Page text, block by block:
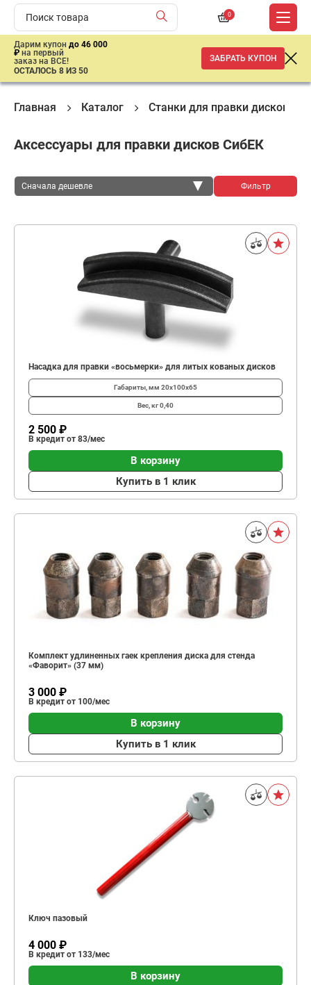
0
Дарим купон до 46 000
₽ на первый
заказ на ВСЕ!
ОСТАЛОСЬ 8 ИЗ 50
ЗАБРАТЬ КУПОН
Главная Каталог Станки для правки дисков
Аксессуары для правки дисков СибЕК
Сначала дешевле Фильтр
Насадка для правки «восьмерки» для литых кованых дисков
Габариты, мм 20х100х65
Вес, кг0,40
2 500 ₽
В кредит от 83/мес
В корзину
Купить в 1 клик
Комплект удлиненных гаек крепления диска для стенда
«Фаворит» (37 мм)
3 000 ₽
В кредит от 100/мес
В корзину
Купить в 1 клик
Ключ пазовый
4 000 ₽
В кредит от 133/мес
В корзину